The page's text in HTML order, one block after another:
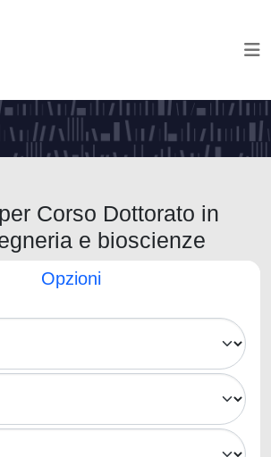
Corso Dottorato in
e bioscienze
Opzioni